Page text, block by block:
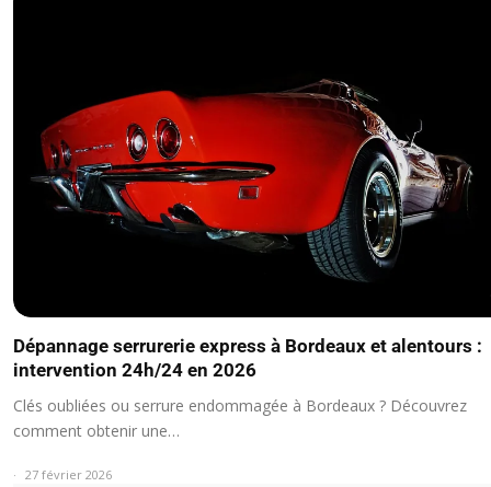
Dépannage serrurerie express à Bordeaux et alentours :
intervention 24h/24 en 2026
Clés oubliées ou serrure endommagée à Bordeaux ? Découvrez
comment obtenir une…
27 février 2026